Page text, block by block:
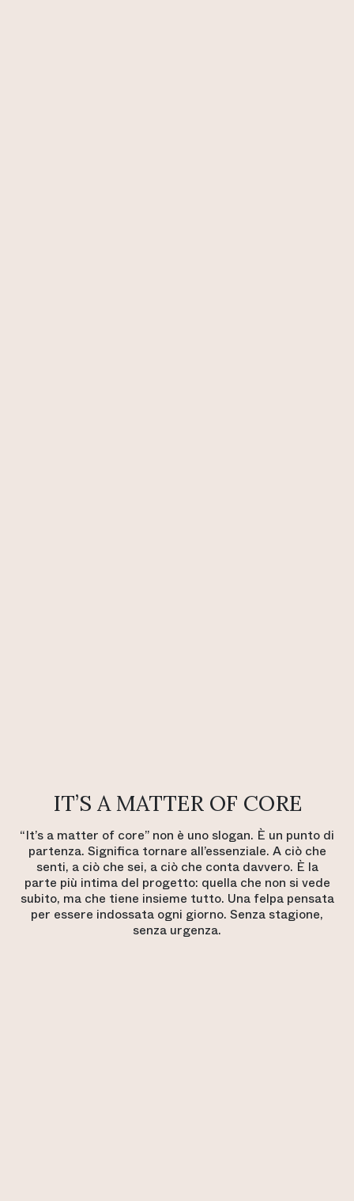
IT’S A MATTER OF CORE
“It’s a matter of core” non è uno slogan. È un punto di
partenza. Significa tornare all’essenziale. A ciò che
senti, a ciò che sei, a ciò che conta davvero. È la
parte più intima del progetto: quella che non si vede
subito, ma che tiene insieme tutto. Una felpa pensata
per essere indossata ogni giorno. Senza stagione,
senza urgenza.